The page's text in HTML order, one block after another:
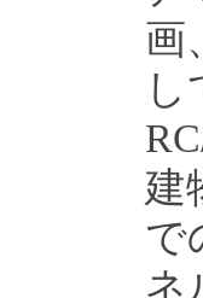
画
し
建
で
ネ